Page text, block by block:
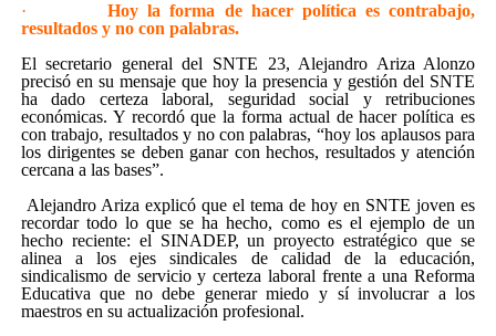
·Hoy la forma de hacer política es contrabajo,
resultados y no con palabras.
El secretario general del SNTE 23, Alejandro Ariza Alonzo
precisó en su mensaje que hoy la presencia y gestión del SNTE
ha dado certeza laboral, seguridad social y retribuciones
económicas. Y recordó que la forma actual de hacer política es
con trabajo, resultados y no con palabras, “hoy los aplausos para
los dirigentes se deben ganar con hechos, resultados y atención
cercana a las bases”.
Alejandro Ariza explicó que el tema de hoy en SNTE joven es
recordar todo lo que se ha hecho, como es el ejemplo de un
hecho reciente: el SINADEP, un proyecto estratégico que se
alinea a los ejes sindicales de calidad de la educación,
sindicalismo de servicio y certeza laboral frente a una Reforma
Educativa que no debe generar miedo y sí involucrar a los
maestros en su actualización profesional.